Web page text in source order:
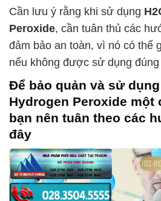
Cần lưu ý rằng khi sử dụng
Peroxide, cần tuân thủ các
đảm bảo an toàn, vì nó có thể
nếu không được sử dụng đúng
Để bảo quản và sử dụng
Hydrogen Peroxide một
bạn nên tuân theo các
đây